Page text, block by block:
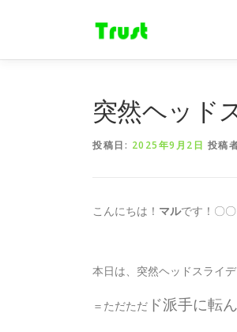
ン
突然ヘッド
投稿日: 2025年9月2日 投稿
こんにちは！ マルです！〇〇
本日は、突然ヘッドスライ
＝ただただ ド派手に転